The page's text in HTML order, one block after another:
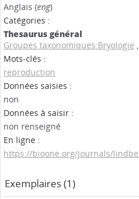
Anglais (eng)
Catégories :
Thesaurus général
Groupes taxonomiques:Bryologie ,
Mots-clés :
reproduction
Données saisies :
non
Données à saisir :
non renseigné
En ligne :
https://bioone.org/journals/
Exemplaires (1)